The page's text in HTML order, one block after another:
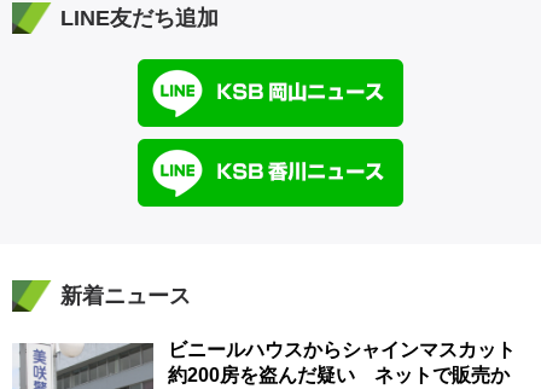
LINE友だち追加
新着ニュース
ビニールハウスからシャインマスカット
約200房を盗んだ疑い ネットで販売か